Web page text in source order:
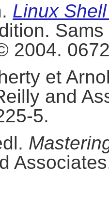
. Linux
2004.
et
and
5.
.